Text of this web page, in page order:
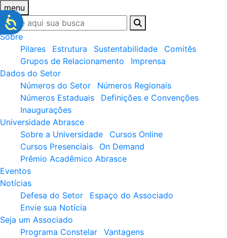
menu
Sobre
Pilares
Estrutura Sustentabilidade
Comitês
Grupos de Relacionamento
Imprensa
Dados do Setor
Números do Setor
Números Regionais
Números Estaduais
Definições e Convenções
Inaugurações
Universidade Abrasce
Sobre a Universidade
Cursos Online
Cursos Presenciais
On Demand
Prêmio Acadêmico Abrasce
Eventos
Notícias
Defesa do Setor
Espaço do Associado
Envie sua Notícia
Seja um Associado
Programa Constelar
Vantagens